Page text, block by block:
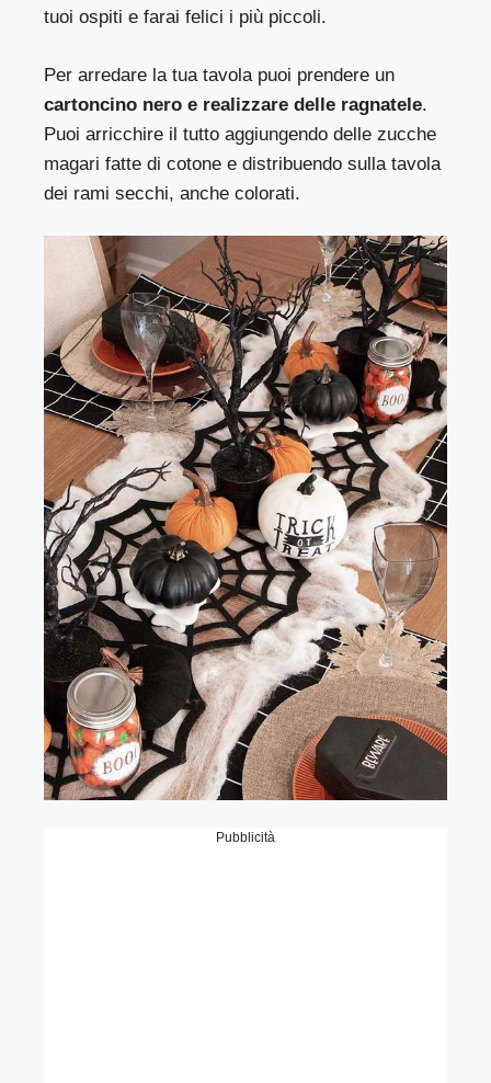
tuoi ospiti e farai felici i più piccoli.
Per arredare la tua tavola puoi prendere un
cartoncino nero e realizzare delle ragnatele.
Puoi arricchire il tutto aggiungendo delle zucche
magari fatte di cotone e distribuendo sulla tavola
dei rami secchi, anche colorati.
Pubblicità